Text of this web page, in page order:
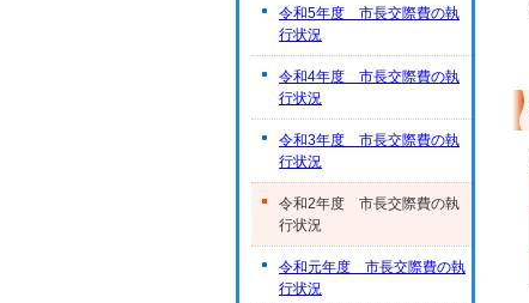
令和5年度 市長交際費の執
行状況
令和4年度 市長交際費の執
行状況
令和3年度 市長交際費の執
行状況
令和2年度 市長交際費の執
行状況
令和元年度 市長交際費の執
行状況